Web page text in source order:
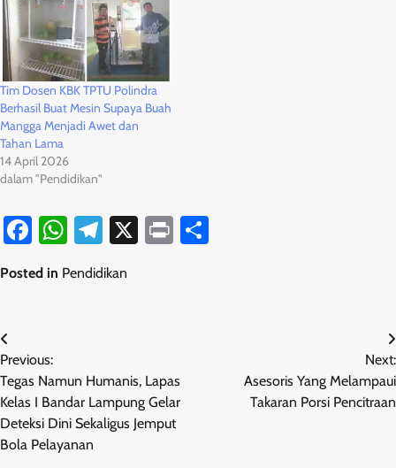
Tim Dosen KBK TPTU Polindra
Berhasil Buat Mesin Supaya Buah
Mangga Menjadi Awet dan
Tahan Lama
14 April 2026
dalam "Pendidikan"
Facebook
WhatsApp
Telegram
X Print
Posted in Pendidikan
Navigasi
pos
Previous:
Tegas Namun Humanis, Lapas
Kelas I Bandar Lampung Gelar
Deteksi Dini Sekaligus Jemput
Bola Pelayanan
Next:
Asesoris Yang Melampaui
Takaran Porsi Pencitraan